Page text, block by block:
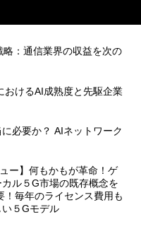
：通信業界の収益を次の
おけるAI成熟度と先駆企業
必要か？ AIネットワーク
ー】何もかもが革命！ゲ
ル５G市場の既存概念を
毎年のライセンス費用も
５Gモデル